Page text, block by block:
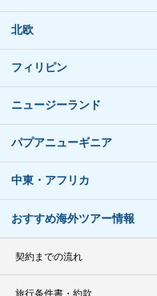
北欧
フィリピン
ニュージーランド
パプアニューギニア
中東・アフリカ
おすすめ海外ツアー情報
契約までの流れ
旅行条件書・約款